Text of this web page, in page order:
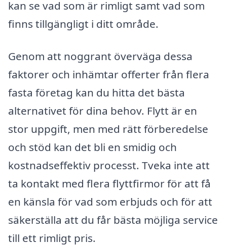
kan se vad som är rimligt samt vad som
finns tillgängligt i ditt område.
Genom att noggrant överväga dessa
faktorer och inhämtar offerter från flera
fasta företag kan du hitta det bästa
alternativet för dina behov. Flytt är en
stor uppgift, men med rätt förberedelse
och stöd kan det bli en smidig och
kostnadseffektiv processt. Tveka inte att
ta kontakt med flera flyttfirmor för att få
en känsla för vad som erbjuds och för att
säkerställa att du får bästa möjliga service
till ett rimligt pris.